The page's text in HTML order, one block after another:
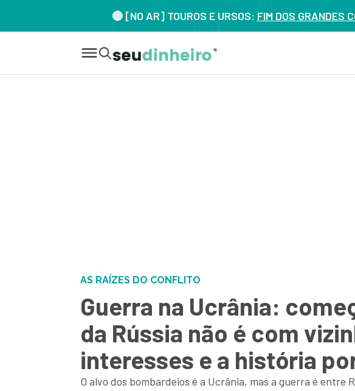
🔴 [NO AR] TOUROS E URSOS: FIM DOS GRANDES
AS RAÍZES DO CONFLITO
Guerra na Ucrânia:
da Rússia não é com
interesses e a história
O alvo dos bombardeios é a Ucrânia, mas a guerra é